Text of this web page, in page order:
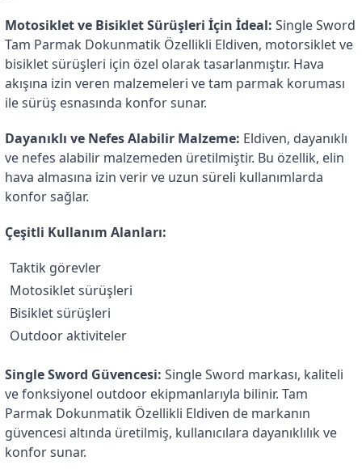
Motosiklet ve Bisiklet Sürüşleri İçin İdeal: Single Sword
Tam Parmak Dokunmatik Özellikli Eldiven, motorsiklet ve
bisiklet sürüşleri için özel olarak tasarlanmıştır. Hava
akışına izin veren malzemeleri ve tam parmak koruması
ile sürüş esnasında konfor sunar.
Dayanıklı ve Nefes Alabilir Malzeme: Eldiven, dayanıklı
ve nefes alabilir malzemeden üretilmiştir. Bu özellik, elin
hava almasına izin verir ve uzun süreli kullanımlarda
konfor sağlar.
Çeşitli Kullanım Alanları:
Taktik görevler
Motosiklet sürüşleri
Bisiklet sürüşleri
Outdoor aktiviteler
Single Sword Güvencesi: Single Sword markası, kaliteli
ve fonksiyonel outdoor ekipmanlarıyla bilinir. Tam
Parmak Dokunmatik Özellikli Eldiven de markanın
güvencesi altında üretilmiş, kullanıcılara dayanıklılık ve
konfor sunar.